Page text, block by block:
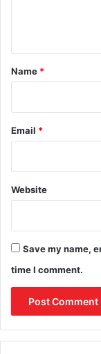
*
Name *
Email *
Website
Save my name,
time I comment.